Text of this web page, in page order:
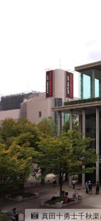
真田十勇士千秋